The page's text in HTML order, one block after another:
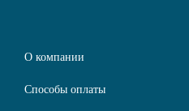
О компании
Способы оплаты